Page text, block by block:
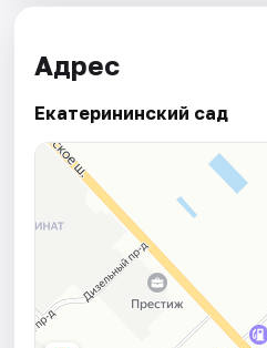
Адрес
Екатерининский сад